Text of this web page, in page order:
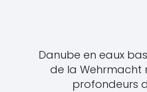
Danube en eaux
de la Wehrmacht
profondeurs